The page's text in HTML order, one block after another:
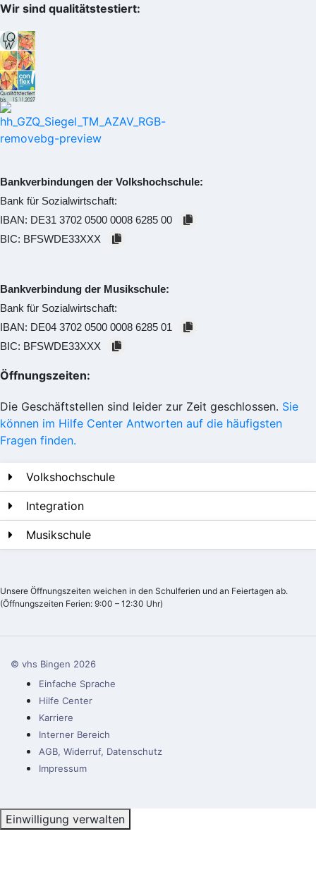
Wir sind qualitätstestiert:
Bankverbindungen der Volkshochschule:
Bank für Sozialwirtschaft:
IBAN: DE31 3702 0500 0008 6285 00
BIC: BFSWDE33XXX
Bankverbindung der Musikschule:
Bank für Sozialwirtschaft:
IBAN: DE04 3702 0500 0008 6285 01
BIC: BFSWDE33XXX
Öffnungszeiten:
Die Geschäftstellen sind leider zur Zeit geschlossen. Sie
können im Hilfe Center Antworten auf die häufigsten
Fragen finden.
Volkshochschule
Integration
Musikschule
Unsere Öffnungszeiten weichen in den Schulferien und an Feiertagen ab.
(Öffnungszeiten Ferien: 9:00 – 12:30 Uhr)
© vhs Bingen 2026
Einfache Sprache
Hilfe Center
Karriere
Interner Bereich
AGB, Widerruf, Datenschutz
Impressum
Einwilligung verwalten